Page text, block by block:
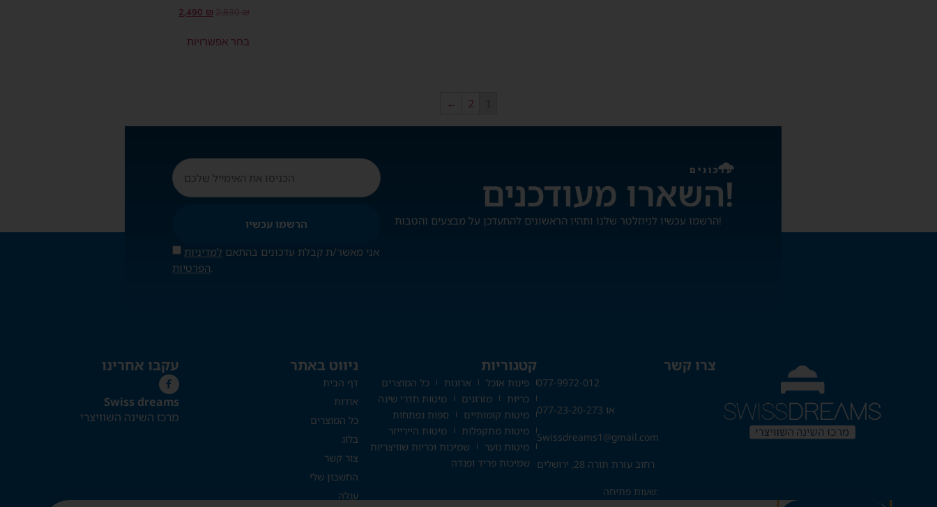
2,830₪
2,490 ₪
בחר אפשרויות
1
2
←
עדכונים
השארו מעודכנים!
הרשמו עכשיו לניוזלטר שלנו ותהיו הראשונים להתעדכן על מבצעים והטבות!
אני מאשר/ת קבלת עדכונים בהתאם למדיניות
הפרטיות.
הרשמו עכשיו
צרו קשר
077-9972-012
או 077-23-20-273
Swissdreams1@gmail.com
רחוב עזרת תורה 28, ירושלים
שעות פתיחה:
קטגוריות
כל המוצרים ארונות
פינות אוכל
מיטות חדרי שינה
מזרונים
כריות
ספות נפתחות
מיטות קומותיים
מיטות היירייזר
מיטות מתקפלות
שמיכות וכריות שוויצריות
מיטות נוער
שמיכות פריד ופנדה
ניווט באתר
דף הבית
אודות
כל המוצרים
בלוג
צור קשר
החשבון שלי
עגלה
עקבו אחרינו
Swiss dreams
מרכז השינה השוויצרי